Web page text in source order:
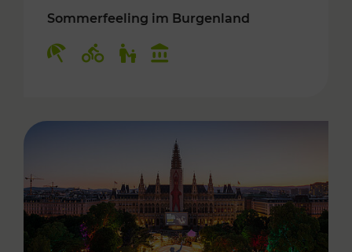
Sommerfeeling im Burgenland